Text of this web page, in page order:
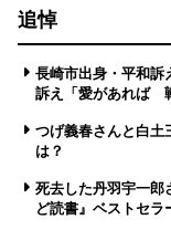
追悼
長崎市出身・平和
訴え「愛があれば
つげ義春さんと白
は？
死去した丹羽宇一
ど読書』ベストセラ